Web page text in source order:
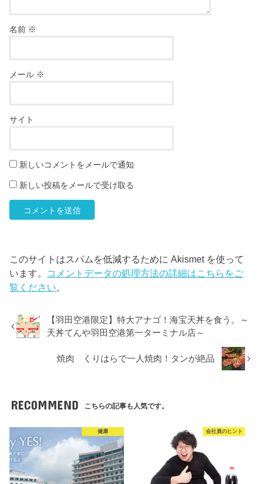
名前 ※
メール ※
サイト
新しいコメントをメールで通知
新しい投稿をメールで受け取る
このサイトはスパムを低減するために Akismet を使って
います。 コメントデータの処理方法の詳細はこちらをご
覧ください。
【羽田空港限定】特大アナゴ！海宝天丼を食う。～
天丼てんや羽田空港第一ターミナル店～
焼肉 くりはらで一人焼肉！タンが絶品
RECOMMEND こちらの記事も人気です。
健康 会社員のヒント